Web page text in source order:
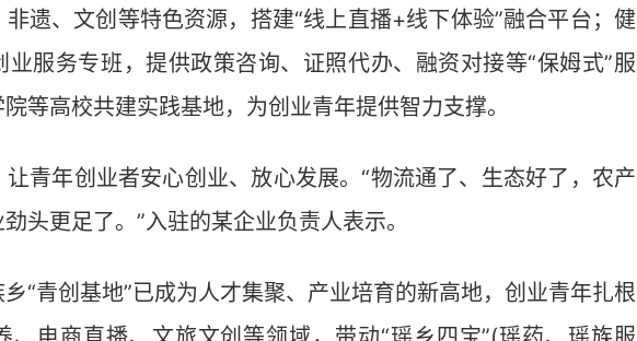
遗、文创等特色资源，搭建“线上直播+线下体验”融合平台；健
服务专班，提供政策咨询、证照代办、融资对接等“保姆式”服
等高校共建实践基地，为创业青年提供智力支撑。
年创业者安心创业、放心发展。“物流通了、生态好了，农产
头更足了。”入驻的某企业负责人表示。
青创基地”已成为人才集聚、产业培育的新高地，创业青年扎根